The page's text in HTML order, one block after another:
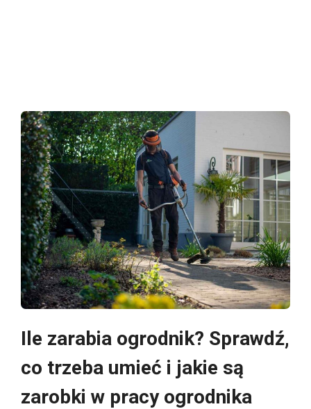
Ile zarabia ogrodnik? Sprawdź,
co trzeba umieć i jakie są
zarobki w pracy ogrodnika